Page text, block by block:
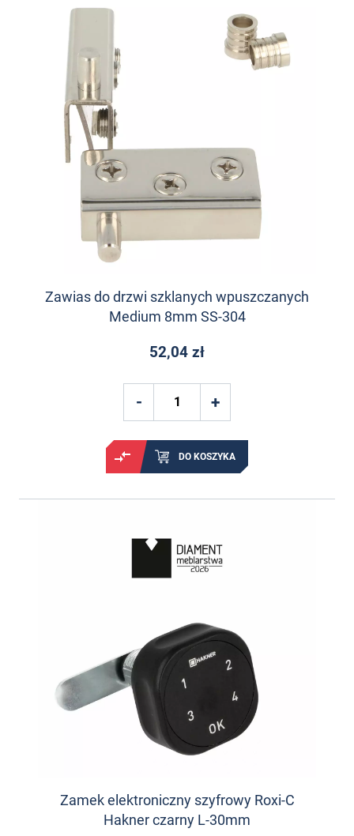
Zawias do drzwi szklanych wpuszczanych
Medium 8mm SS-304
52,04 zł
DO KOSZYKA
Zamek elektroniczny szyfrowy Roxi-C
Hakner czarny L-30mm